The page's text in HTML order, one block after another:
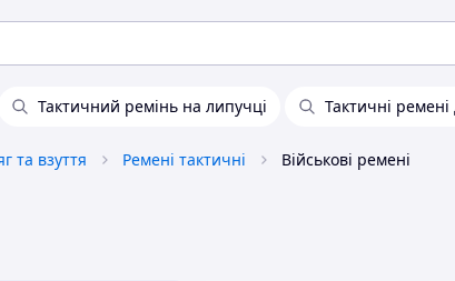
Тактичний ремінь на липучці Тактичні
та взуття Ремені тактичні Військові ремені